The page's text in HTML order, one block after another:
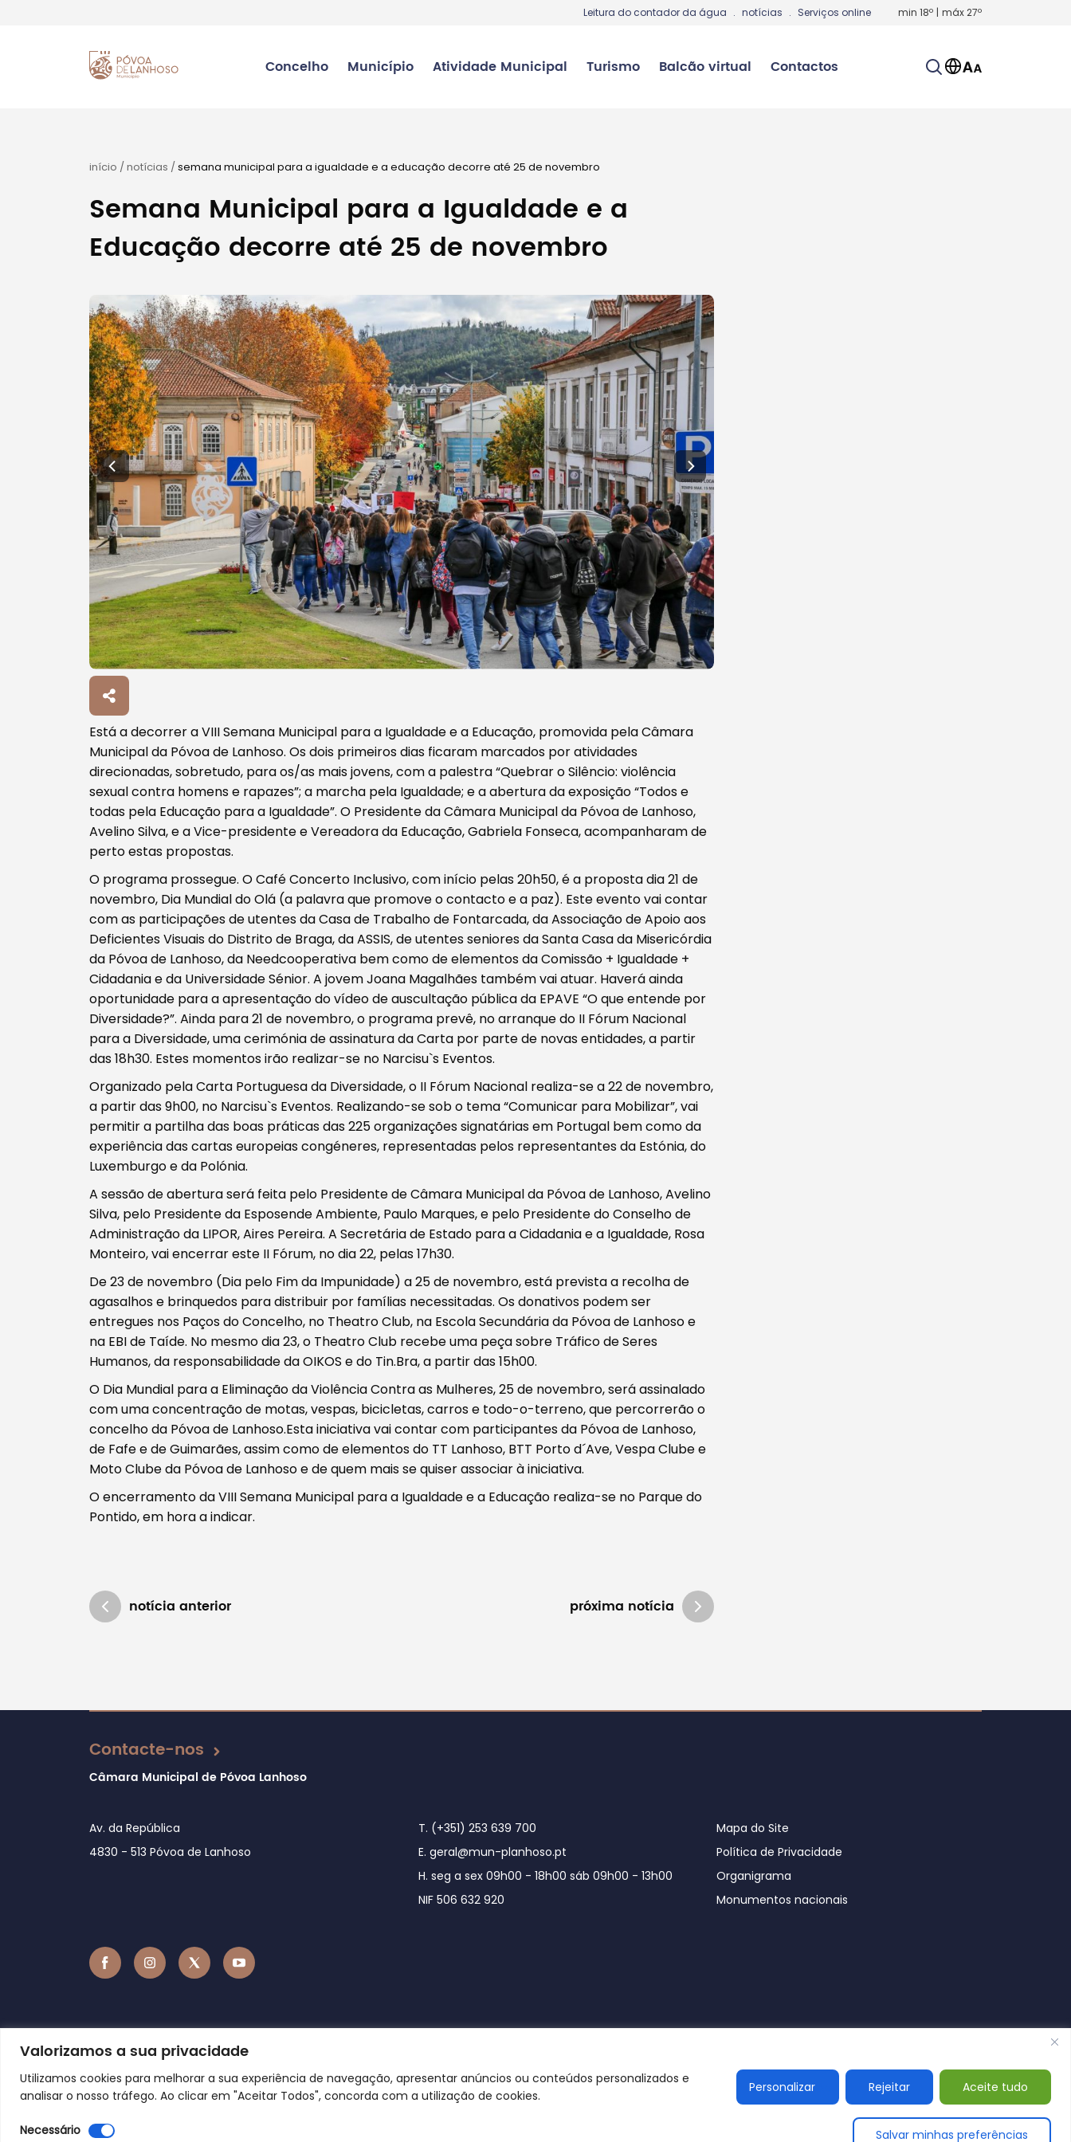
Valorizamos a sua privacidade
Utilizamos cookies para melhorar a sua experiência de navegação, apresentar anúncios ou conteúdos personalizados e
analisar o nosso tráfego. Ao clicar em "Aceitar Todos", concorda com a utilização de cookies.
Personalizar Rejeitar Aceite tudo
Necessário Salvar minhas preferências
Leitura do contador da água . notícias . Serviços online min 18º | máx27º
Concelho Município Atividade Municipal Turismo Balcão virtual Contactos
Procurar
Tipo de conteúdo
Filtros
início /notícias /semana municipal para a igualdade e a educação decorre até 25 de novembro
Semana Municipal para a Igualdade e a
Educação decorre até 25 de novembro
Está a decorrer a VIII Semana Municipal para a Igualdade e a Educação, promovida pela Câmara
Municipal da Póvoa de Lanhoso. Os dois primeiros dias ficaram marcados por atividades
direcionadas, sobretudo, para os/as mais jovens, com a palestra “Quebrar o Silêncio: violência
sexual contra homens e rapazes”; a marcha pela Igualdade; e a abertura da exposição “Todos e
todas pela Educação para a Igualdade”. O Presidente da Câmara Municipal da Póvoa de Lanhoso,
Avelino Silva, e a Vice-presidente e Vereadora da Educação, Gabriela Fonseca, acompanharam de
perto estas propostas.
O programa prossegue. O Café Concerto Inclusivo, com início pelas 20h50, é a proposta dia 21 de
novembro, Dia Mundial do Olá (a palavra que promove o contacto e a paz). Este evento vai contar
com as participações de utentes da Casa de Trabalho de Fontarcada, da Associação de Apoio aos
Deficientes Visuais do Distrito de Braga, da ASSIS, de utentes seniores da Santa Casa da Misericórdia
da Póvoa de Lanhoso, da Needcooperativa bem como de elementos da Comissão + Igualdade +
Cidadania e da Universidade Sénior. A jovem Joana Magalhães também vai atuar. Haverá ainda
oportunidade para a apresentação do vídeo de auscultação pública da EPAVE “O que entende por
Diversidade?”. Ainda para 21 de novembro, o programa prevê, no arranque do II Fórum Nacional
para a Diversidade, uma cerimónia de assinatura da Carta por parte de novas entidades, a partir
das 18h30. Estes momentos irão realizar-se no Narcisu`s Eventos.
Organizado pela Carta Portuguesa da Diversidade, o II Fórum Nacional realiza-se a 22 de novembro,
a partir das 9h00, no Narcisu`s Eventos. Realizando-se sob o tema “Comunicar para Mobilizar”, vai
permitir a partilha das boas práticas das 225 organizações signatárias em Portugal bem como da
experiência das cartas europeias congéneres, representadas pelos representantes da Estónia, do
Luxemburgo e da Polónia.
A sessão de abertura será feita pelo Presidente de Câmara Municipal da Póvoa de Lanhoso, Avelino
Silva, pelo Presidente da Esposende Ambiente, Paulo Marques, e pelo Presidente do Conselho de
Administração da LIPOR, Aires Pereira. A Secretária de Estado para a Cidadania e a Igualdade, Rosa
Monteiro, vai encerrar este II Fórum, no dia 22, pelas 17h30.
De 23 de novembro (Dia pelo Fim da Impunidade) a 25 de novembro, está prevista a recolha de
agasalhos e brinquedos para distribuir por famílias necessitadas. Os donativos podem ser
entregues nos Paços do Concelho, no Theatro Club, na Escola Secundária da Póvoa de Lanhoso e
na EBI de Taíde. No mesmo dia 23, o Theatro Club recebe uma peça sobre Tráfico de Seres
Humanos, da responsabilidade da OIKOS e do Tin.Bra, a partir das 15h00.
O Dia Mundial para a Eliminação da Violência Contra as Mulheres, 25 de novembro, será assinalado
com uma concentração de motas, vespas, bicicletas, carros e todo-o-terreno, que percorrerão o
concelho da Póvoa de Lanhoso.Esta iniciativa vai contar com participantes da Póvoa de Lanhoso,
de Fafe e de Guimarães, assim como de elementos do TT Lanhoso, BTT Porto d´Ave, Vespa Clube e
Moto Clube da Póvoa de Lanhoso e de quem mais se quiser associar à iniciativa.
O encerramento da VIII Semana Municipal para a Igualdade e a Educação realiza-se no Parque do
Pontido, em hora a indicar.
notícia anterior próxima notícia
Atualizado em 20/11/2018
Contacte-nos
Câmara Municipal de Póvoa Lanhoso
Av. da República
4830 - 513 Póvoa de Lanhoso
T. (+351) 253 639 700
E. geral@mun-planhoso.pt
H. seg a sex 09h00 - 18h00 sáb 09h00 - 13h00
NIF 506 632 920
Mapa do Site
Política de Privacidade
Organigrama
Monumentos nacionais